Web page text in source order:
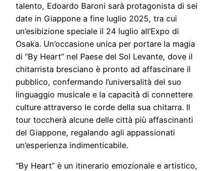
talento, Edoardo Baroni sarà protagonista di sei
date in Giappone a fine luglio 2025, tra cui
un’esibizione speciale il 24 luglio all’Expo di
Osaka. Un’occasione unica per portare la magia
di “By Heart” nel Paese del Sol Levante, dove il
chitarrista bresciano è pronto ad affascinare il
pubblico, confermando l’universalità del suo
linguaggio musicale e la capacità di connettere
culture attraverso le corde della sua chitarra. Il
tour toccherà alcune delle città più affascinanti
del Giappone, regalando agli appassionati
un’esperienza indimenticabile.
“By Heart” è un itinerario emozionale e artistico,